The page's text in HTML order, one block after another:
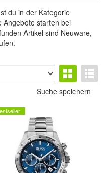
du in der Kategorie
Angebote starten bei
Artikel sind Neuware,
Suche speichern